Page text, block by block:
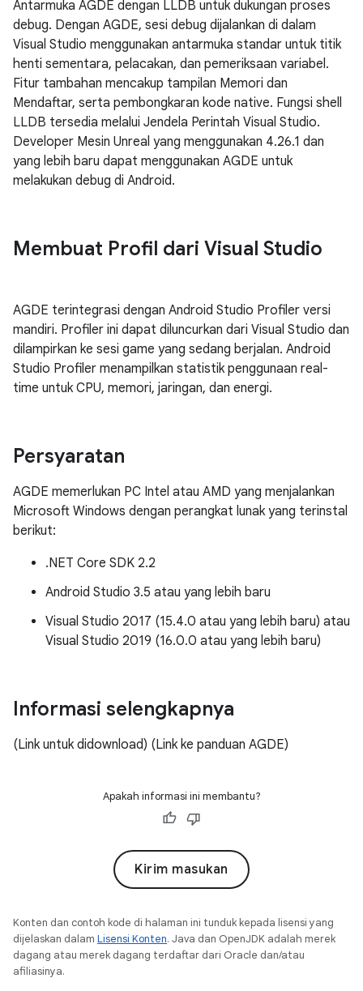
Antarmuka AGDE dengan LLDB untuk dukungan proses
debug. Dengan AGDE, sesi debug dijalankan di dalam
Visual Studio menggunakan antarmuka standar untuk titik
henti sementara, pelacakan, dan pemeriksaan variabel.
Fitur tambahan mencakup tampilan Memori dan
Mendaftar, serta pembongkaran kode native. Fungsi shell
LLDB tersedia melalui Jendela Perintah Visual Studio.
Developer Mesin Unreal yang menggunakan 4.26.1 dan
yang lebih baru dapat menggunakan AGDE untuk
melakukan debug di Android.
Membuat Profil dari Visual Studio
AGDE terintegrasi dengan Android Studio Profiler versi
mandiri. Profiler ini dapat diluncurkan dari Visual Studio dan
dilampirkan ke sesi game yang sedang berjalan. Android
Studio Profiler menampilkan statistik penggunaan real-
time untuk CPU, memori, jaringan, dan energi.
Persyaratan
AGDE memerlukan PC Intel atau AMD yang menjalankan
Microsoft Windows dengan perangkat lunak yang terinstal
berikut:
.NET Core SDK 2.2
Android Studio 3.5 atau yang lebih baru
Visual Studio 2017 (15.4.0 atau yang lebih baru) atau
Visual Studio 2019 (16.0.0 atau yang lebih baru)
Informasi selengkapnya
(Link untuk didownload) (Link ke panduan AGDE)
Apakah informasi ini membantu?
Kirim masukan
Konten dan contoh kode di halaman ini tunduk kepada lisensi yang
dijelaskan dalam Lisensi Konten. Java dan OpenJDK adalah merek
dagang atau merek dagang terdaftar dari Oracle dan/atau
afiliasinya.